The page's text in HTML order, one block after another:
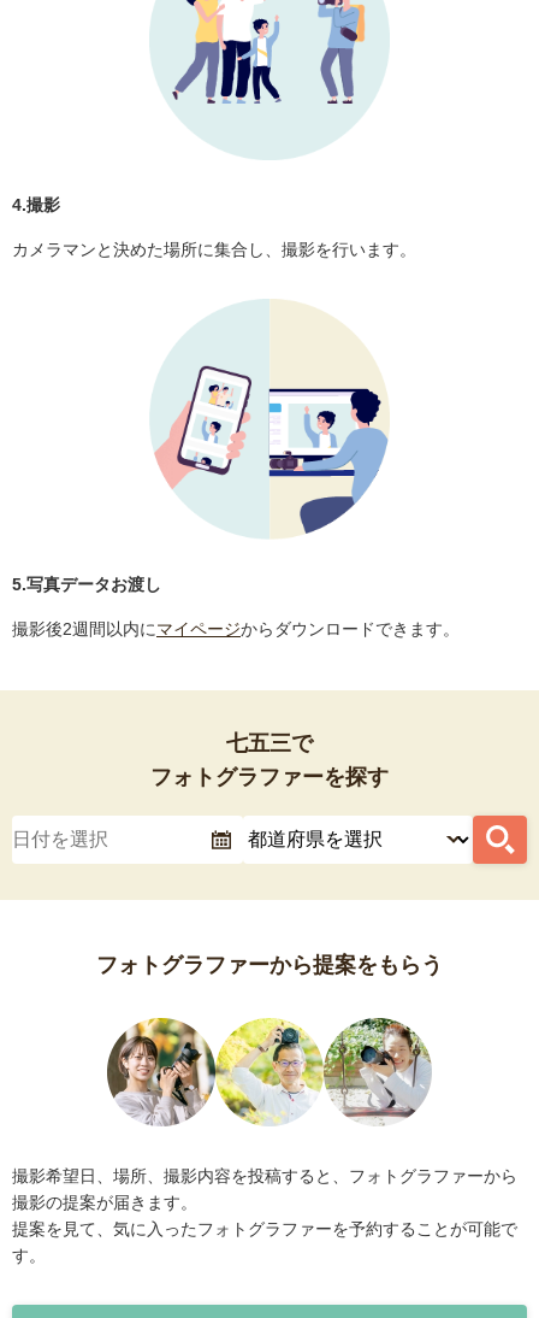
4.撮影
カメラマンと決めた場所に集合し、撮影を行います。
5.写真データお渡し
撮影後2週間以内にマイページからダウンロードできます。
七五三で
フォトグラファーを探す
フォトグラファーから提案をもらう
撮影希望日、場所、撮影内容を投稿すると、フォトグラファーから
撮影の提案が届きます。
提案を見て、気に入ったフォトグラファーを予約することが可能で
す。